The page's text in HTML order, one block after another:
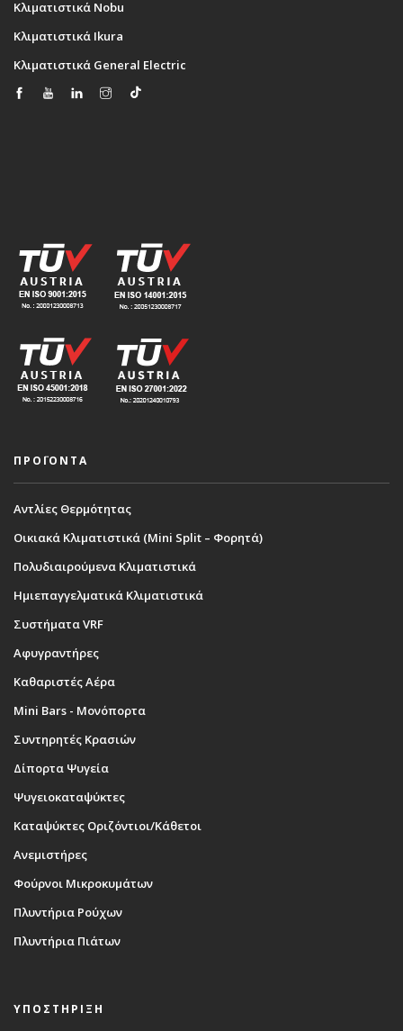
Κλιματιστικά Nobu
Κλιματιστικά Ikura
Κλιματιστικά General Electric
ΠΡΟΪΟΝΤΑ
Αντλίες Θερμότητας
Οικιακά Κλιματιστικά (Mini Split – Φορητά)
Πολυδιαιρούμενα Κλιματιστικά
Ημιεπαγγελματικά Κλιματιστικά
Συστήματα VRF
Αφυγραντήρες
Καθαριστές Αέρα
Mini Bars - Μονόπορτα
Συντηρητές Κρασιών
Δίπορτα Ψυγεία
Ψυγειοκαταψύκτες
Καταψύκτες Οριζόντιοι/Κάθετοι
Ανεμιστήρες
Φούρνοι Μικροκυμάτων
Πλυντήρια Ρούχων
Πλυντήρια Πιάτων
ΥΠΟΣΤΗΡΙΞΗ